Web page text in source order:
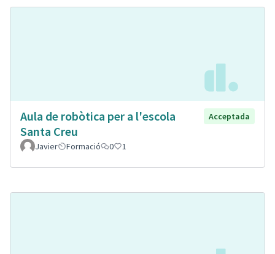
Aula de robòtica per a l'escola
Santa Creu
Acceptada
Javier Formació 0 1